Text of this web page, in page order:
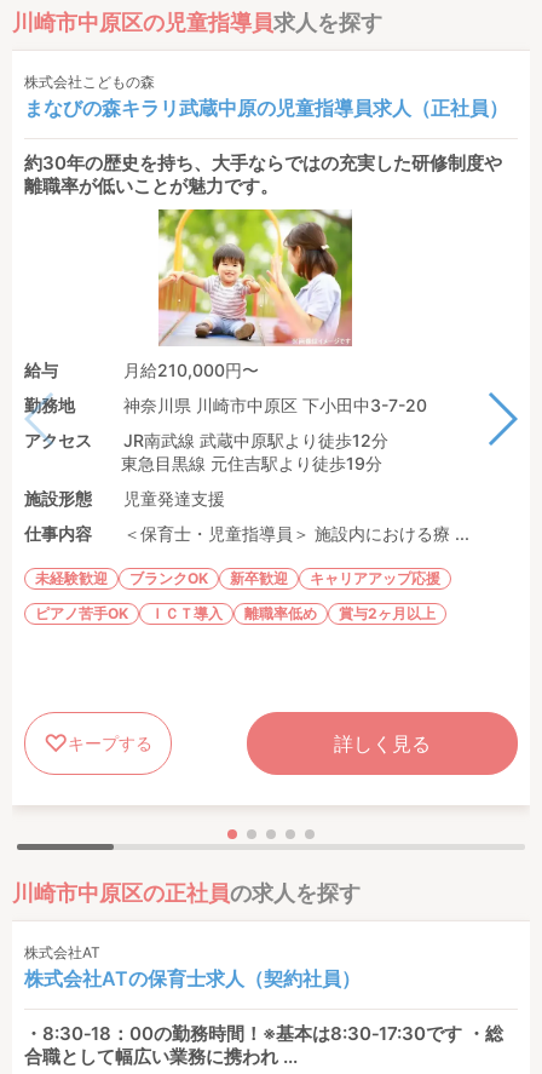
川崎市中原区の児童指導員求人を探す
株式会社こどもの森
まなびの森キラリ武蔵中原の児童指導員求人（正社員）
約30年の歴史を持ち、大手ならではの充実した研修制度や
離職率が低いことが魅力です。
給与
月給210,000円〜
勤務地
神奈川県 川崎市中原区 下小田中3-7-20
アクセス
JR南武線 武蔵中原駅より徒歩12分
東急目黒線 元住吉駅より徒歩19分
施設形態
児童発達支援
仕事内容
＜保育士・児童指導員＞ 施設内における療 ...
未経験歓迎 ブランクOK 新卒歓迎
キャリアアップ応援
ピアノ苦手OK
ＩＣＴ導入 離職率低め 賞与2ヶ月以上
キープする 詳しく見る
川崎市中原区の正社員の求人を探す
株式会社AT
株式会社ATの保育士求人（契約社員）
・8:30‐18：00の勤務時間！※基本は8:30‐17:30です ・総
合職として幅広い業務に携われ ...